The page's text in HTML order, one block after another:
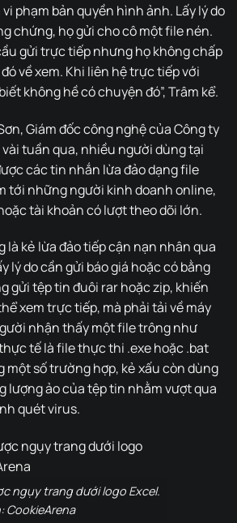
phạm bản quyền hình ảnh. Lấy lý do
chứng, họ gửi cho cô một file nén.
gửi trực tiếp nhưng họ không chấp
về xem. Khi liên hệ trực tiếp với
không hề có chuyện đó”, Trâm kể.
Giám đốc công nghệ của Công ty
tuần qua, nhiều người dùng tại
các tin nhắn lừa đảo dạng file
tới những người kinh doanh online,
tài khoản có lượt theo dõi lớn.
kẻ lừa đảo tiếp cận nạn nhân qua
lý do cần gửi báo giá hoặc có bằng
gửi tệp tin đuôi rar hoặc zip, khiến
xem trực tiếp, mà phải tải về máy
nhận thấy một file trông như
tế là file thực thi .exe hoặc .bat
một số trường hợp, kẻ xấu còn dùng
lượng ảo của tệp tin nhằm vượt qua
quét virus.
ngụy trang dưới logo Excel.
CookieArena